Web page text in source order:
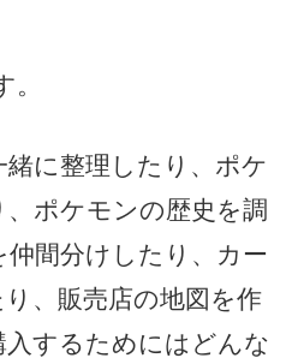
に整理したり、ポケ
ポケモンの歴史を調
間分けしたり、カー
、販売店の地図を作
するためにはどんな